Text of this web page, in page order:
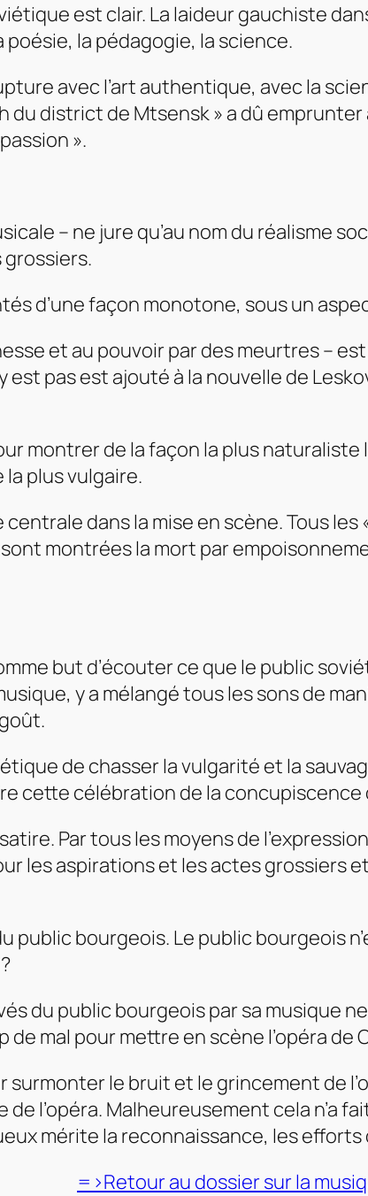
est clair. La laideur gauchiste
la pédagogie, la science.
avec l’art authentique, avec la
district de Mtsensk » a dû
».
– ne jure qu’au nom du réalisme
d’une façon monotone, sous un
et au pouvoir par des meurtres –
est pas est ajouté à la nouvelle de
montrer de la façon la plus naturaliste
la plus vulgaire.
dans la mise en scène. Tous les
montrées la mort par
but d’écouter ce que le public
y a mélangé tous les sons de
de chasser la vulgarité et la
cette célébration de la concupiscence
Par tous les moyens de
les aspirations et les actes grossiers
public bourgeois. Le public bourgeois
du public bourgeois par sa musique
mal pour mettre en scène l’opéra de
le bruit et le grincement de
l’opéra. Malheureusement cela n’a
mérite la reconnaissance, les
=>Retour au dossier sur la